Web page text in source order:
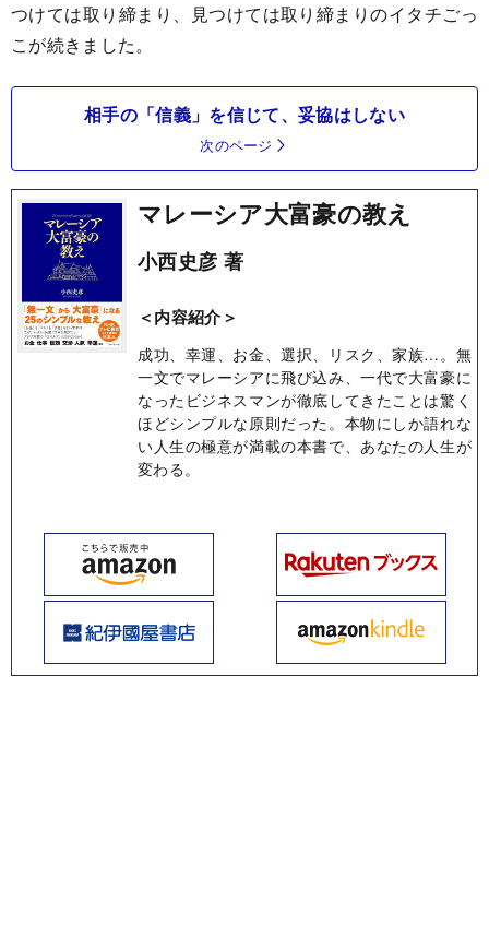
つけては取り締まり、見つけては取り締まりのイタチごっ
こが続きました。
相手の「信義」を信じて、妥協はしない
次のページ
マレーシア大富豪の教え
小西史彦 著
＜内容紹介＞
成功、幸運、お金、選択、リスク、家族…。無
一文でマレーシアに飛び込み、一代で大富豪に
なったビジネスマンが徹底してきたことは驚く
ほどシンプルな原則だった。本物にしか語れな
い人生の極意が満載の本書で、あなたの人生が
変わる。